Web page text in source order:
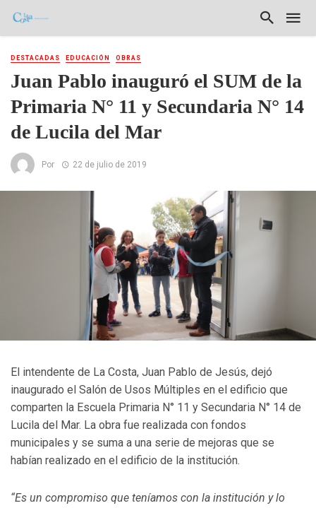
DESTACADAS EDUCACIÓN OBRAS
Juan Pablo inauguró el SUM de la
Primaria N° 11 y Secundaria N° 14
de Lucila del Mar
Por 22 de julio de 2019
El intendente de La Costa, Juan Pablo de Jesús, dejó
inaugurado el Salón de Usos Múltiples en el edificio que
comparten la Escuela Primaria N° 11 y Secundaria N° 14 de
Lucila del Mar. La obra fue realizada con fondos
municipales y se suma a una serie de mejoras que se
habían realizado en el edificio de la institución.
“Es un compromiso que teníamos con la institución y lo